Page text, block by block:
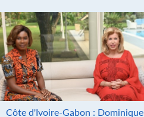
Côte d'Ivoire-Gabon : Dominique